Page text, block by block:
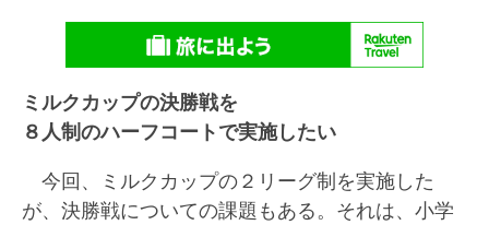
ミルクカップの決勝戦を
８人制のハーフコートで実施したい
今回、ミルクカップの２リーグ制を実施した
が、決勝戦についての課題もある。それは、小学